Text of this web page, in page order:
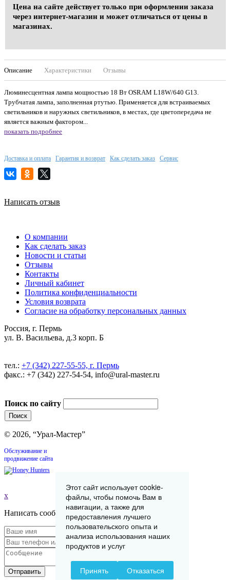
Цена на сайте действует только при оформлении заказа
через интернет-магазин и может отличаться от цены в
магазинах.
Описание Характеристики Отзывы
Люминесцентная лампа мощностью 18 Вт OSRAM L18W/640 G13.
Трубчатая лампа, заполненная ртутью. Применяется для встраиваемых
светильников и наружных светильников, в местах, где цветопередача не
является важным фактором...
показать подробнее
Доставка и оплата Гарантия и возврат Как сделать заказ Сервис
Написать отзыв
О компании
Как сделать заказ
Новости и статьи
Отзывы
Контакты
Личный кабинет
Политика конфиденциальности
Условия возврата
Согласие на обработку персональных данных
Россия, г. Пермь
ул. В. Васильева, д.3 корп. Б
тел.: +7 (342) 227-55-55, г. Пермь
факс.: +7 (342) 227-54-54, info@ural-master.ru
Поиск по сайту
© 2026, “Урал-Мастер”
Обслуживание и
продвижение сайта
x
Написать сообщение
Отправить
Этот сайт использует cookie-
файлы, чтобы помочь Вам в
навигации, а также для
предоставления лучшего
пользовательского опыта и
анализа использования наших
продуктов и услуг
Принять Отказаться